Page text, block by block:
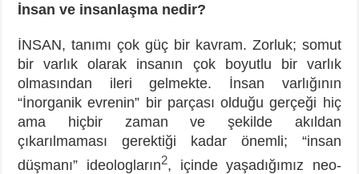
İnsan ve insanlaşma nedir?
İNSAN, tanımı çok güç bir kavram. Zorluk; somut
bir varlık olarak insanın çok boyutlu bir varlık
olmasından ileri gelmekte. İnsan varlığının
“İnorganik evrenin” bir parçası olduğu gerçeği hiç
ama hiçbir zaman ve şekilde akıldan
çıkarılmaması gerektiği kadar önemli; “insan
düşmanı” ideologların2, içinde yaşadığımız neo-